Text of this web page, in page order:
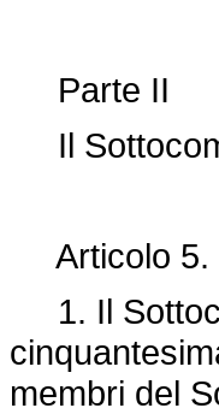
Parte II
Il
Articolo 5.
1. Il
membri del